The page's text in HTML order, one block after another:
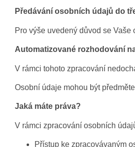
Předávání osobních údajů do
Pro výše uvedený důvod se
Automatizované rozhodování
V rámci tohoto zpracování
Osobní údaje mohou být
Jaká máte práva?
V rámci zpracování osobních
Přístup ke zpracovávaným